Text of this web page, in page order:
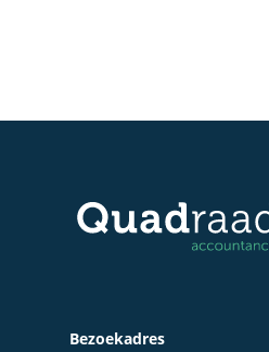
Bezoekadres